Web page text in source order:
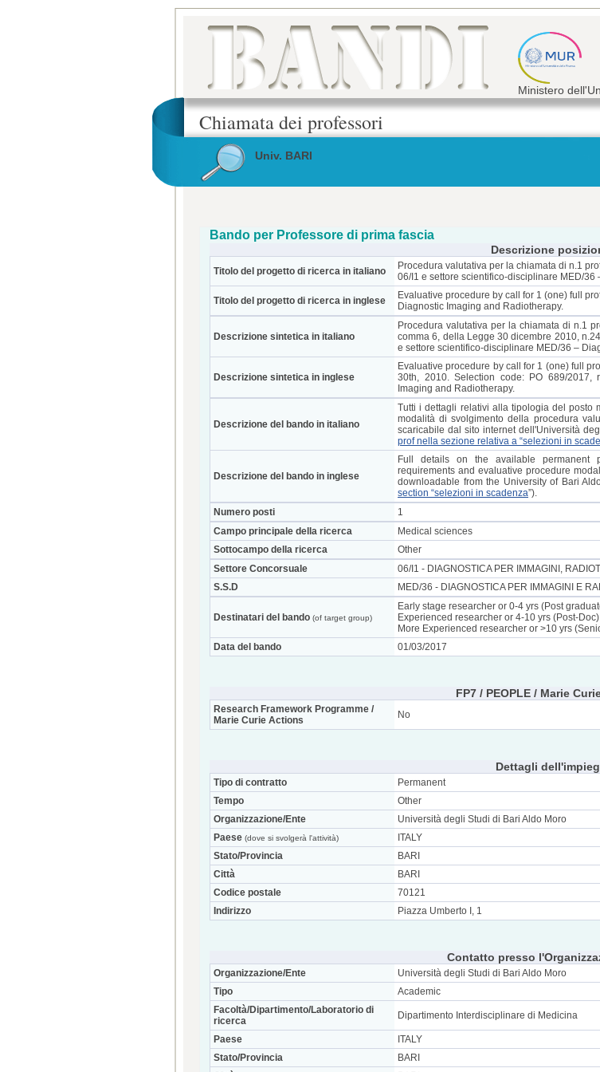
Ministero
Chiamata dei professori
Univ. BARI
Bando per Professore di prima fascia
Descrizione
Titolo del progetto di ricerca in italiano
Procedura valutativa per la chiamata di n.1
06/I1 e settore scientifico-disciplinare MED/
Titolo del progetto di ricerca in inglese
Evaluative procedure by call for 1 (one) full
Diagnostic Imaging and Radiotherapy.
Descrizione sintetica in italiano
Procedura valutativa per la chiamata di n.1
comma 6, della Legge 30 dicembre 2010,
e settore scientifico-disciplinare MED/36 –
Descrizione sintetica in inglese
Evaluative procedure by call for 1 (one) full
30th, 2010. Selection code: PO 689/2017,
Imaging and Radiotherapy.
Descrizione del bando in italiano
Tutti i dettagli relativi alla tipologia del posto
modalità di svolgimento della procedura
scaricabile dal sito internet dell'Università
prof nella sezione relativa a “selezioni in
Descrizione del bando in inglese
Full details on the available permanent
requirements and evaluative procedure
downloadable from the University of Bari
section “selezioni in scadenza”).
Numero posti
1
Campo principale della ricerca
Medical sciences
Sottocampo della ricerca
Other
Settore Concorsuale
06/I1 - DIAGNOSTICA PER IMMAGINI,
S.S.D
MED/36 - DIAGNOSTICA PER IMMAGINI E
Destinatari del bando (of target group)
Early stage researcher or 0-4 yrs (Post
Experienced researcher or 4-10 yrs (Post-Doc)
More Experienced researcher or >10 yrs
Data del bando
01/03/2017
FP7 / PEOPLE / Marie
Research Framework Programme /
Marie Curie Actions
No
Dettagli
Tipo di contratto
Permanent
Tempo
Other
Organizzazione/Ente
Università degli Studi di Bari Aldo Moro
Paese (dove si svolgerà l'attività)
ITALY
Stato/Provincia
BARI
Città
BARI
Codice postale
70121
Indirizzo
Piazza Umberto I, 1
Contatto presso
Organizzazione/Ente
Università degli Studi di Bari Aldo Moro
Tipo
Academic
Facoltà/Dipartimento/Laboratorio di
ricerca
Dipartimento Interdisciplinare di Medicina
Paese
ITALY
Stato/Provincia
BARI